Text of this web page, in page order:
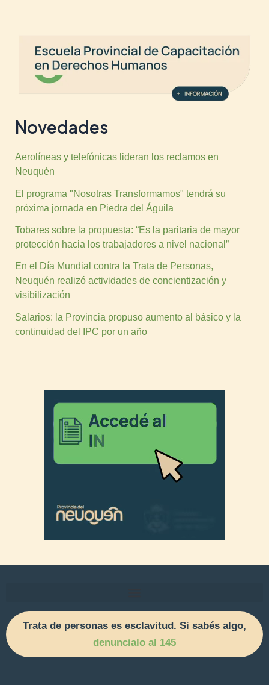
Novedades
Aerolíneas y telefónicas lideran los reclamos en
Neuquén
El programa "Nosotras Transformamos" tendrá su
próxima jornada en Piedra del Águila
Tobares sobre la propuesta: “Es la paritaria de mayor
protección hacia los trabajadores a nivel nacional”
En el Día Mundial contra la Trata de Personas,
Neuquén realizó actividades de concientización y
visibilización
Salarios: la Provincia propuso aumento al básico y la
continuidad del IPC por un año
Trata de personas es esclavitud. Si sabés algo,
denuncialo al 145